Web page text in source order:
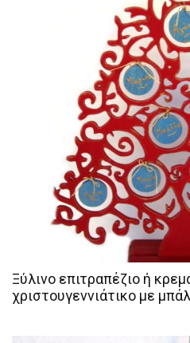
Ξύλινο επιτραπέζιο ή
χριστουγεννιάτικο με